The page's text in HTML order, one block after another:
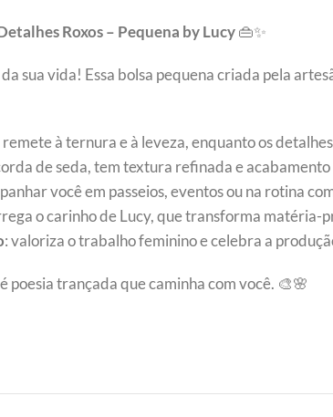
Roxos – Pequena by Lucy👜✨
sua vida! Essa bolsa pequena criada pela
remete à ternura e à leveza, enquanto os
de seda, tem textura refinada e
você em passeios, eventos ou na rotina
o carinho de Lucy, que transforma matéria-
: valoriza o trabalho feminino e celebra a
poesia trançada que caminha com você. 🎨🌸